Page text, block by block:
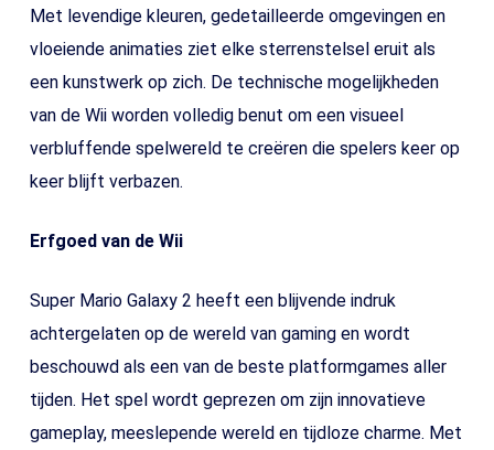
Met levendige kleuren, gedetailleerde omgevingen en
vloeiende animaties ziet elke sterrenstelsel eruit als
een kunstwerk op zich. De technische mogelijkheden
van de Wii worden volledig benut om een visueel
verbluffende spelwereld te creëren die spelers keer op
keer blijft verbazen.
Erfgoed van de Wii
Super Mario Galaxy 2 heeft een blijvende indruk
achtergelaten op de wereld van gaming en wordt
beschouwd als een van de beste platformgames aller
tijden. Het spel wordt geprezen om zijn innovatieve
gameplay, meeslepende wereld en tijdloze charme. Met